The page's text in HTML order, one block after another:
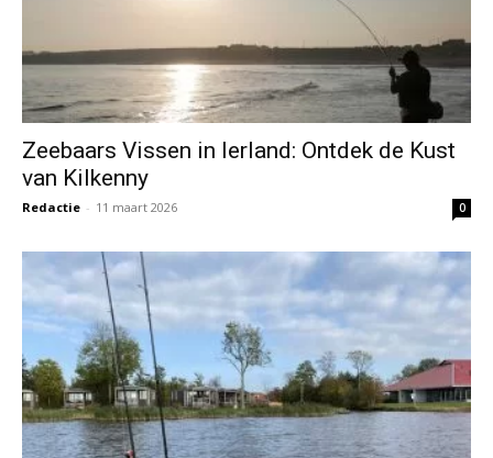
Zeebaars Vissen in Ierland: Ontdek de Kust
van Kilkenny
Redactie - 11 maart 2026 0